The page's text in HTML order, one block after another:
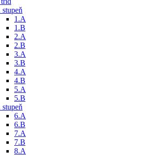
stupeň
1.A
1.B
2.A
2.B
3.A
3.B
4.A
4.B
5.A
5.B
stupeň
6.A
6.B
7.A
7.B
8.A